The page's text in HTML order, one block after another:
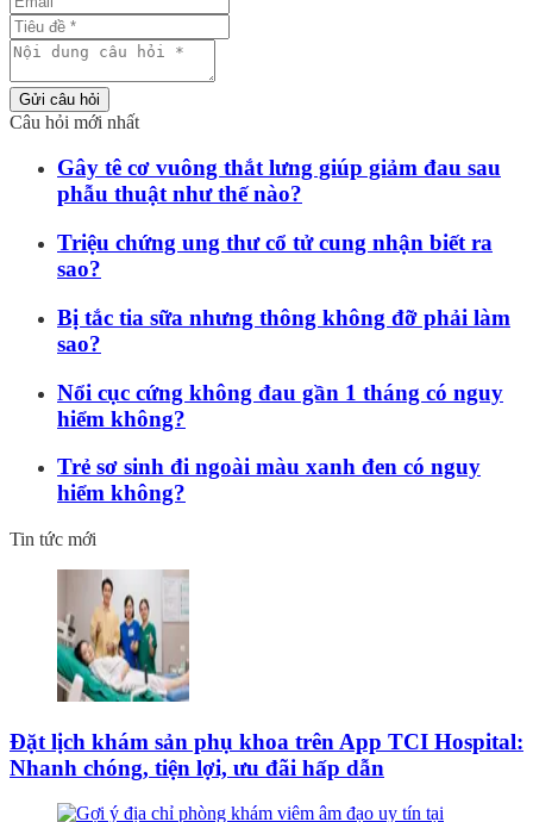
Gửi câu hỏi
Câu hỏi mới nhất
Gây tê cơ vuông thắt lưng giúp giảm đau sau
phẫu thuật như thế nào?
Triệu chứng ung thư cổ tử cung nhận biết ra
sao?
Bị tắc tia sữa nhưng thông không đỡ phải làm
sao?
Nổi cục cứng không đau gần 1 tháng có nguy
hiểm không?
Trẻ sơ sinh đi ngoài màu xanh đen có nguy
hiểm không?
Tin tức mới
Đặt lịch khám sản phụ khoa trên App TCI Hospital:
Nhanh chóng, tiện lợi, ưu đãi hấp dẫn